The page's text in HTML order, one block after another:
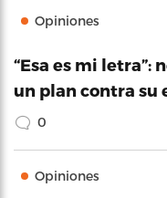
Opiniones
“Esa es mi letra”:
un plan contra su
0
Opiniones